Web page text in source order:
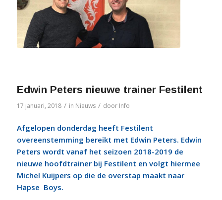
Edwin Peters nieuwe trainer Festilent
17 januari, 2018 / in Nieuws / door Info
Afgelopen donderdag heeft Festilent
overeenstemming bereikt met Edwin Peters. Edwin
Peters wordt vanaf het seizoen 2018-2019 de
nieuwe hoofdtrainer bij Festilent en volgt hiermee
Michel Kuijpers op die de overstap maakt naar
Hapse Boys.